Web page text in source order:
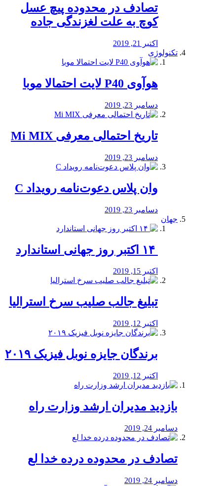
تصادف در محدوده پیچ عسل
کوچ به علت لغزندگی جاده
اکتبر 21, 2019
تکنولوژی
هوآوی P40 لایت احتمالا موبا
دسامبر 23, 2019
تاریخ احتمالی معرفی Mi MIX
دسامبر 23, 2019
وان پلاس دعوت‌نامه رویداد C
دسامبر 23, 2019
جهان
اکتبر 15, 2019
تبلیغ جالب صلیب سرخ استرالیا
اکتبر 12, 2019
برندگان جایزه نوبل فیزیک ۲۰۱۹
اکتبر 12, 2019
بازدید مدیران ارشد وزارت راه
دسامبر 24, 2019
تصادف در محدوده درده خدا لع
دسامبر 24, 2019